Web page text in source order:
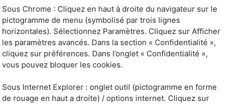
Sous Chrome : Cliquez en haut à droite du navigateur sur le
pictogramme de menu (symbolisé par trois lignes
horizontales). Sélectionnez Paramètres. Cliquez sur Afficher
les paramètres avancés. Dans la section « Confidentialité »,
cliquez sur préférences. Dans l’onglet « Confidentialité »,
vous pouvez bloquer les cookies.
Sous Internet Explorer : onglet outil (pictogramme en forme
de rouage en haut a droite) / options internet. Cliquez sur